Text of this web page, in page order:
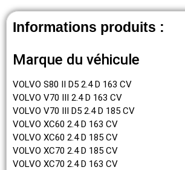
Informations produits :
Marque du véhicule
VOLVO S80 II D5 2.4 D 163 CV
VOLVO V70 III 2.4 D 163 CV
VOLVO V70 III D5 2.4 D 185 CV
VOLVO XC60 2.4 D 163 CV
VOLVO XC60 2.4 D 185 CV
VOLVO XC70 2.4 D 185 CV
VOLVO XC70 2.4 D 163 CV